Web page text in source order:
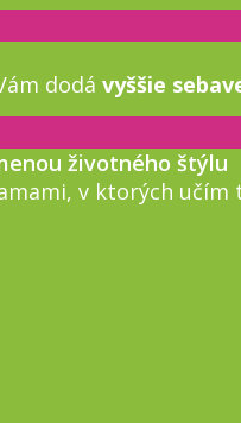
dodá vyššie
životného štýlu
v ktorých